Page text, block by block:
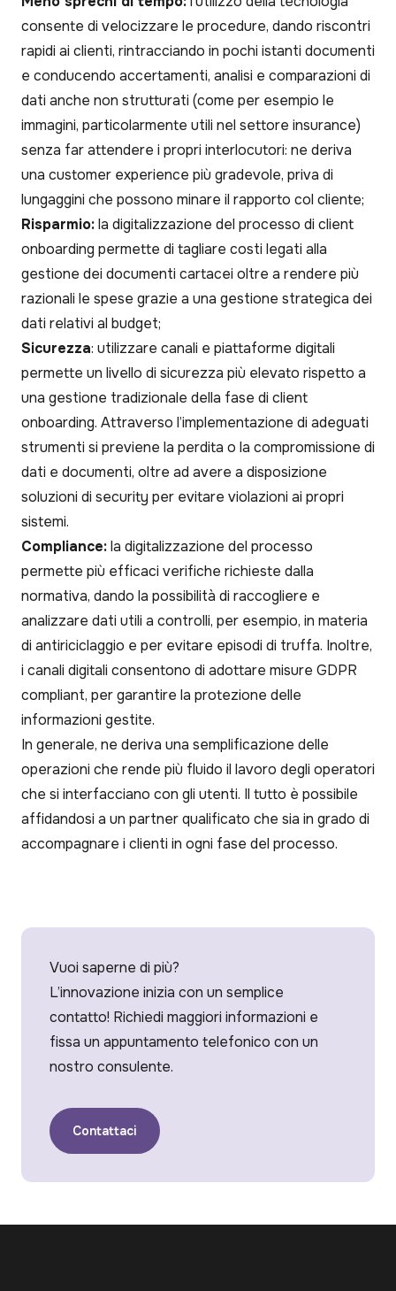
consente di velocizzare le procedure, dando riscontri
rapidi ai clienti, rintracciando in pochi istanti documenti
e conducendo accertamenti, analisi e comparazioni di
dati anche non strutturati (come per esempio le
immagini, particolarmente utili nel settore insurance)
senza far attendere i propri interlocutori: ne deriva
una customer experience più gradevole, priva di
lungaggini che possono minare il rapporto col cliente;
Risparmio:la digitalizzazione del processo di client
onboarding permette di tagliare costi legati alla
gestione dei documenti cartacei oltre a rendere più
razionali le spese grazie a una gestione strategica dei
dati relativi al budget;
Sicurezza: utilizzare canali e piattaforme digitali
permette un livello di sicurezza più elevato rispetto a
una gestione tradizionale della fase di client
onboarding. Attraverso l’implementazione di adeguati
strumenti si previene la perdita o la compromissione di
dati e documenti, oltre ad avere a disposizione
soluzioni di security per evitare violazioni ai propri
sistemi.
Compliance:la digitalizzazione del processo
permette più efficaci verifiche richieste dalla
normativa, dando la possibilità di raccogliere e
analizzare dati utili a controlli, per esempio, in materia
di antiriciclaggio e per evitare episodi di truffa. Inoltre,
i canali digitali consentono di adottare misure GDPR
compliant, per garantire la protezione delle
informazioni gestite.
In generale, ne deriva una semplificazione delle
operazioni che rende più fluido il lavoro degli operatori
che si interfacciano con gli utenti. Il tutto è possibile
affidandosi a un partner qualificato che sia in grado di
accompagnare i clienti in ogni fase del processo.
Vuoi saperne di più?
L’innovazione inizia con un semplice
contatto! Richiedi maggiori informazioni e
fissa un appuntamento telefonico con un
nostro consulente.
Contattaci